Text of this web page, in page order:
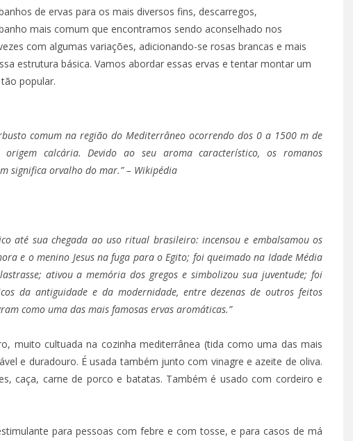
de ervas para os mais diversos fins, descarregos,
mais comum que encontramos sendo aconselhado nos
com algumas variações, adicionando-se rosas brancas e mais
estrutura básica. Vamos abordar essas ervas e tentar montar um
popular.
comum na região do Mediterrâneo ocorrendo dos 0 a 1500 m de
calcária. Devido ao seu aroma característico, os romanos
significa orvalho do mar.” – Wikipédia
até sua chegada ao uso ritual brasileiro: incensou e embalsamou os
e o menino Jesus na fuga para o Egito; foi queimado na Idade Média
ativou a memória dos gregos e simbolizou sua juventude; foi
da antiguidade e da modernidade, entre dezenas de outros feitos
como uma das mais famosas ervas aromáticas.”
muito cultuada na cozinha mediterrânea (tida como uma das mais
e duradouro. É usada também junto com vinagre e azeite de oliva.
caça, carne de porco e batatas. Também é usado com cordeiro e
para pessoas com febre e com tosse, e para casos de má